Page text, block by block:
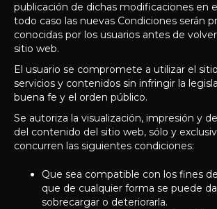
publicación de dichas modificaciones en
todo caso las nuevas Condiciones serán
conocidas por los usuarios antes de
sitio web.
El usuario se compromete a utilizar el
servicios y contenidos sin infringir la
buena fe y el orden público.
Se autoriza la visualización, impresión y
del contenido del sitio web, sólo y
concurren las siguientes condiciones:
Que sea compatible con los fines
que de cualquier forma se puede
sobrecargar o deteriorarla.